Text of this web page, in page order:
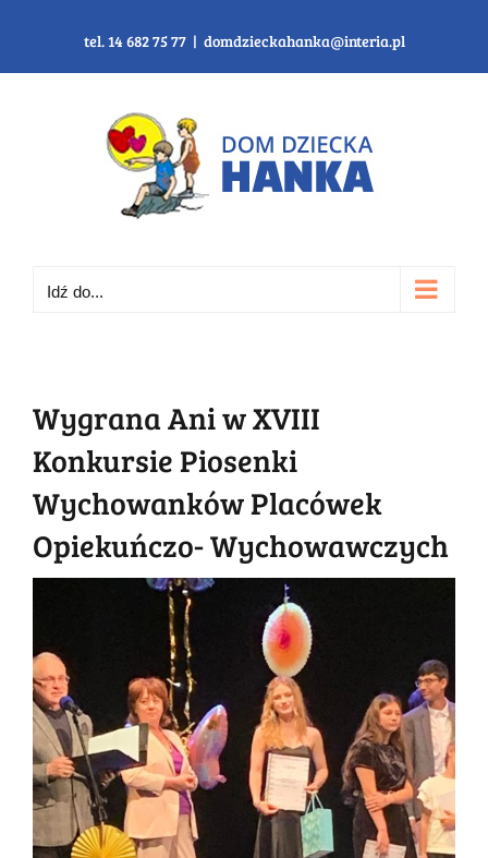
tel. 14 682 75 77 | domdzieckahanka@interia.pl
Idź do...
Wygrana Ani w XVIII
Konkursie Piosenki
Wychowanków Placówek
Opiekuńczo- Wychowawczych